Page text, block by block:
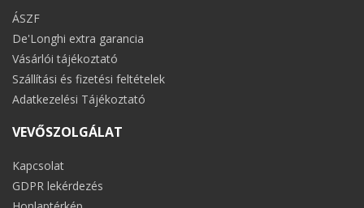
ÁSZF
De'Longhi extra garancia
Vásárlói tájékoztató
Szállítási és fizetési feltételek
Adatkezelési Tájékoztató
VEVŐSZOLGÁLAT
Kapcsolat
GDPR lekérdezés